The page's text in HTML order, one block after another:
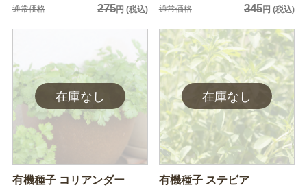
通常価格 275円(税込) 通常価格 345円(税込)
有機種子 コリアンダー 有機種子 ステビア